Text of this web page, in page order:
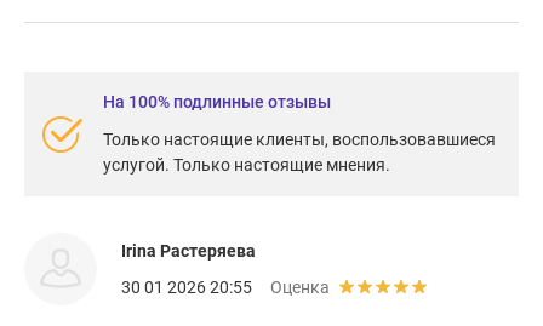
На 100% подлинные отзывы
Только настоящие клиенты, воспользовавшиеся
услугой. Только настоящие мнения.
Irina Растеряева
30 01 2026 20:55
Оценка